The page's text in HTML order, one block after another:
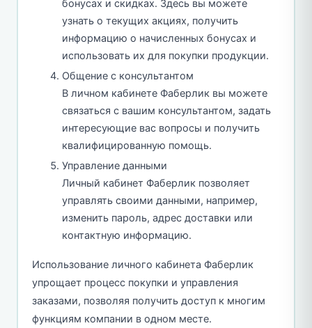
бонусах и скидках. Здесь вы можете
узнать о текущих акциях, получить
информацию о начисленных бонусах и
использовать их для покупки продукции.
Общение с консультантом
В личном кабинете Фаберлик вы можете
связаться с вашим консультантом, задать
интересующие вас вопросы и получить
квалифицированную помощь.
Управление данными
Личный кабинет Фаберлик позволяет
управлять своими данными, например,
изменить пароль, адрес доставки или
контактную информацию.
Использование личного кабинета Фаберлик
упрощает процесс покупки и управления
заказами, позволяя получить доступ к многим
функциям компании в одном месте.